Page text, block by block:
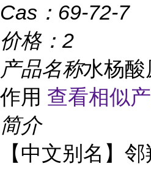
Cas： 69-72-7
价格： 2
产品名称水杨酸
作用 查看相似
简介
【中文别名】